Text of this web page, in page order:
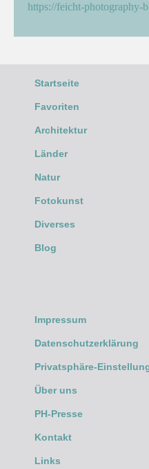
https://feicht-photography-
Startseite
Favoriten
Architektur
Länder
Natur
Fotokunst
Diverses
Blog
Impressum
Datenschutzerklärung
Privatsphäre-
Über uns
PH-Presse
Kontakt
Links